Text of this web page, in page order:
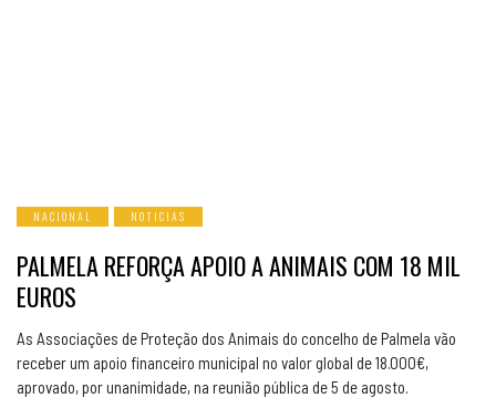
NACIONAL NOTICIAS
PALMELA REFORÇA APOIO A ANIMAIS COM 18 MIL
EUROS
As Associações de Proteção dos Animais do concelho de Palmela vão
receber um apoio financeiro municipal no valor global de 18.000€,
aprovado, por unanimidade, na reunião pública de 5 de agosto.